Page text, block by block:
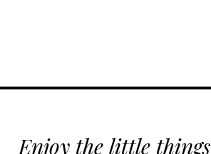
Enjoy the little things